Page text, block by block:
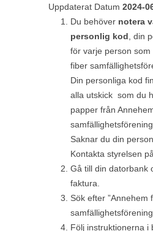
Uppdaterat Datum 2024-
Du behöver notera
personlig kod , din
för varje person
fiber
Din personliga kod
alla utskick som du
papper från
samfällighetsförening.
Saknar du din
Kontakta styrelsen på
Gå till din datorbank
faktura.
Sök efter ”Annehem
Följ instruktionerna i